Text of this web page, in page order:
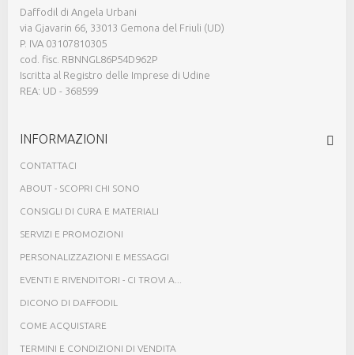
Daffodil di Angela Urbani
via Gjavarin 66, 33013 Gemona del Friuli (UD)
P. IVA 03107810305
cod. fisc. RBNNGL86P54D962P
Iscritta al Registro delle Imprese di Udine
REA: UD - 368599
INFORMAZIONI
CONTATTACI
ABOUT - SCOPRI CHI SONO
CONSIGLI DI CURA E MATERIALI
SERVIZI E PROMOZIONI
PERSONALIZZAZIONI E MESSAGGI
EVENTI E RIVENDITORI - CI TROVI A...
DICONO DI DAFFODIL
COME ACQUISTARE
TERMINI E CONDIZIONI DI VENDITA